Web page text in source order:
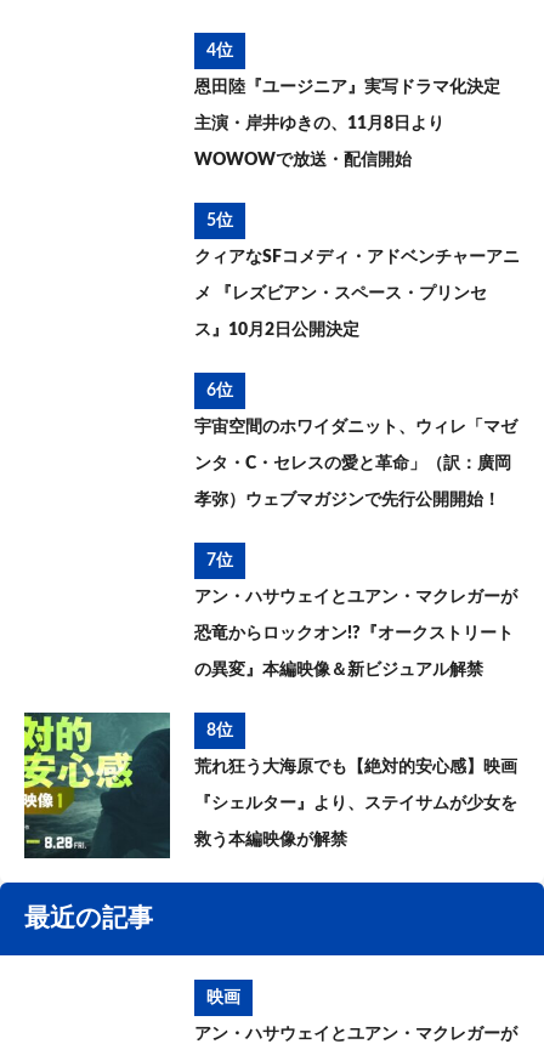
4位
恩田陸『ユージニア』実写ドラマ化決定
主演・岸井ゆきの、11月8日より
WOWOWで放送・配信開始
5位
クィアなSFコメディ・アドベンチャーアニ
メ 『レズビアン・スペース・プリンセ
ス』10月2日公開決定
6位
宇宙空間のホワイダニット、ウィレ「マゼ
ンタ・C・セレスの愛と革命」（訳：廣岡
孝弥）ウェブマガジンで先行公開開始！
7位
アン・ハサウェイとユアン・マクレガーが
恐竜からロックオン!?『オークストリート
の異変』本編映像＆新ビジュアル解禁
8位
荒れ狂う大海原でも【絶対的安心感】映画
『シェルター』より、ステイサムが少女を
救う本編映像が解禁
最近の記事
映画
アン・ハサウェイとユアン・マクレガーが